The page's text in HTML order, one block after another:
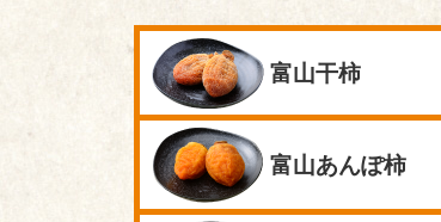
富山干柿
富山あんぽ柿